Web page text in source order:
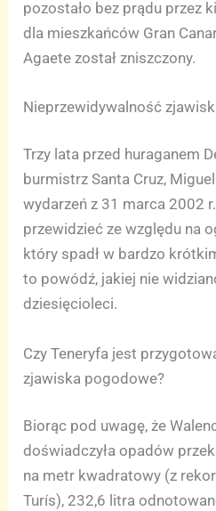
pozostało bez prądu przez
dla mieszkańców Gran
Agaete został zniszczony.
Nieprzewidywalność
Trzy lata przed huraganem
burmistrz Santa Cruz,
wydarzeń z 31 marca 2002
przewidzieć ze względu na
który spadł w bardzo
to powódź, jakiej nie
dziesięcioleci.
Czy Teneryfa jest
zjawiska pogodowe?
Biorąc pod uwagę, że
doświadczyła opadów
na metr kwadratowy (z
Turís), 232,6 litra